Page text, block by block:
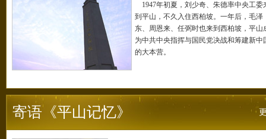
1947年初夏，刘少奇、朱德率中央工委
到平山，不久入住西柏坡。一年后，毛泽
东、周恩来、任弼时也来到西柏坡，平山
为中共中央指挥与国民党决战和筹建新中
的大本营。
寄语《平山记忆》